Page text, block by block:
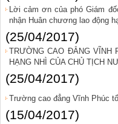
Lời cảm ơn của phó Giám
nhận Huân chương lao động
(25/04/2017)
TRƯỜNG CAO ĐẲNG VĨNH
HẠNG NHÌ CỦA CHỦ TỊCH
(25/04/2017)
Trường cao đẳng Vĩnh Phúc
(15/04/2017)